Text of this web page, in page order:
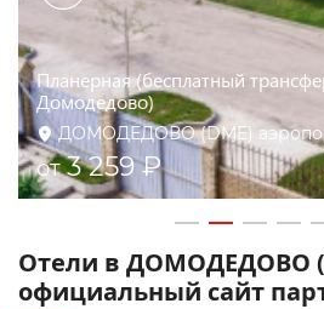
КА РОЯЛ ДОМОДЕДОВО |
минут аэропорт | бесплатный
ДОМОДЕДОВО (DME)
от3 000 ₽
Отели в ДОМОДЕДОВО
официальный сайт